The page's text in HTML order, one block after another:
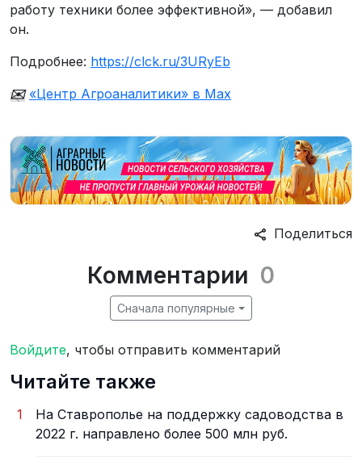
работу техники более эффективной», — добавил
он.
Подробнее: https://clck.ru/3URyEb
✉️ «Центр Агроаналитики» в Max
Поделиться
Комментарии 0
Сначала популярные
Войдите, чтобы отправить комментарий
Читайте также
1
На Ставрополье на поддержку садоводства в
2022 г. направлено более 500 млн руб.